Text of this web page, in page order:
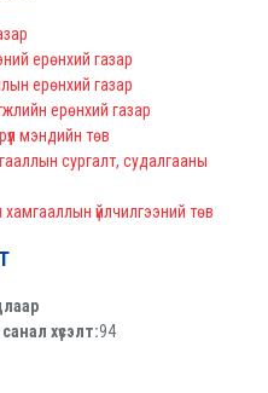
ерөнхий газар
ерөнхий газар
ерөнхий газар
мэндийн төв
сургалт, судалгааны
үйлчилгээний төв
хүсэлт:94